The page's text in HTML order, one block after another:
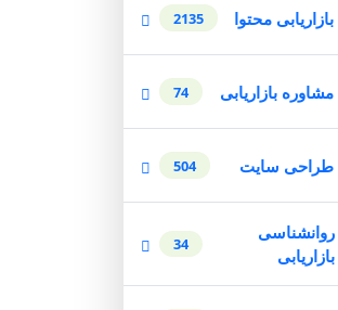
بازاریابی محتوا 2135
مشاوره بازاریابی 74
طراحی سایت 504
روانشناسی
بازاریابی
34